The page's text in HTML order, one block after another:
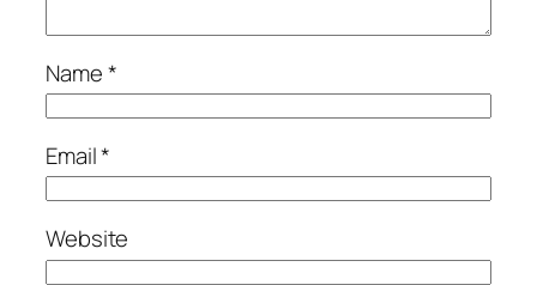
Name*
Email*
Website